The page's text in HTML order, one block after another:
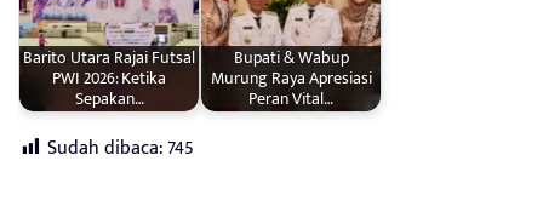
Barito Utara Rajai Futsal
PWI 2026: Ketika
Sepakan…
Bupati & Wabup
Murung Raya Apresiasi
Peran Vital…
Sudah dibaca:745